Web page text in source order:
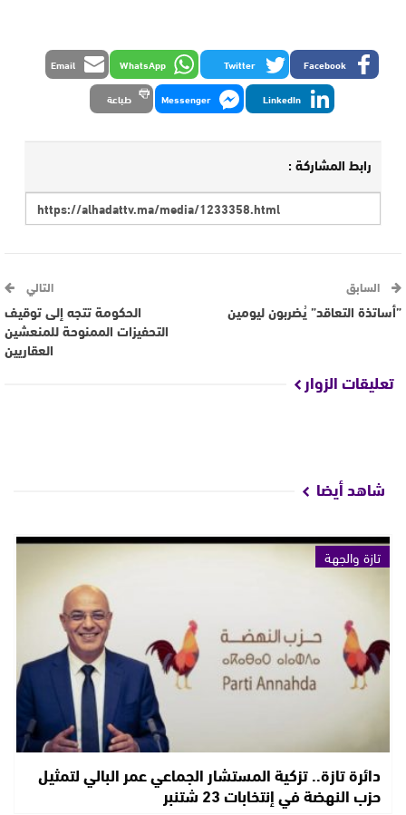
Facebook
Twitter
WhatsApp
Email
LinkedIn
Messenger طباعة
رابط المشاركة :
السابق
”أساتذة التعاقد” يُضربون ليومين
التالي
الحكومة تتجه إلى توقيف
التحفيزات الممنوحة للمنعشين
العقاريين
تعليقات الزوار
شاهد أيضا
تازة والجهة
دائرة تازة.. تزكية المستشار الجماعي عمر البالي لتمثيل
حزب النهضة في إنتخابات 23 شتنبر